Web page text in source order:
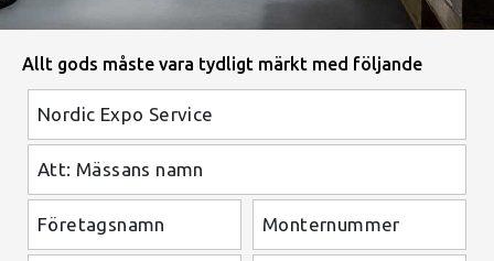
Allt gods måste vara tydligt märkt med följande
Nordic Expo Service
Att: Mässans namn
Företagsnamn Monternummer